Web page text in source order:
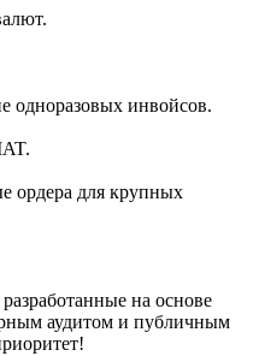
одноразовых инвойсов.
ордера для крупных
на основе
аудитом и публичным